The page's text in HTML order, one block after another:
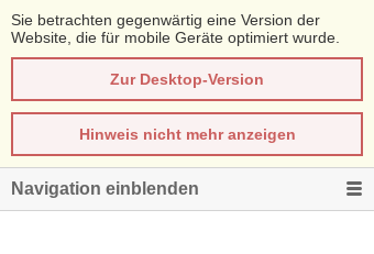
Sie betrachten gegenwärtig eine Version der
Website, die für mobile Geräte optimiert wurde.
Zur Desktop-Version
Hinweis nicht mehr anzeigen
Navigation einblenden